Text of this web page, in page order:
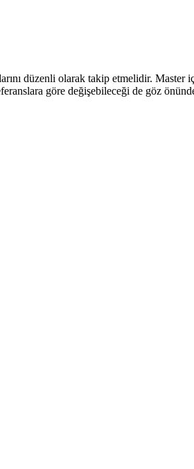
düzenli olarak takip etmelidir. Master
göre değişebileceği de göz